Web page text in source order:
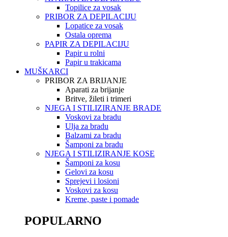
Topilice za vosak
PRIBOR ZA DEPILACIJU
Lopatice za vosak
Ostala oprema
PAPIR ZA DEPILACIJU
Papir u rolni
Papir u trakicama
MUŠKARCI
PRIBOR ZA BRIJANJE
Aparati za brijanje
Britve, žileti i trimeri
NJEGA I STILIZIRANJE BRADE
Voskovi za bradu
Ulja za bradu
Balzami za bradu
Šamponi za bradu
NJEGA I STILIZIRANJE KOSE
Šamponi za kosu
Gelovi za kosu
Sprejevi i losioni
Voskovi za kosu
Kreme, paste i pomade
POPULARNO